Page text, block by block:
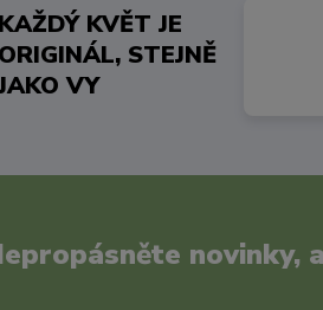
KAŽDÝ KVĚT JE
ORIGINÁL, STEJNĚ
VY
novinky,